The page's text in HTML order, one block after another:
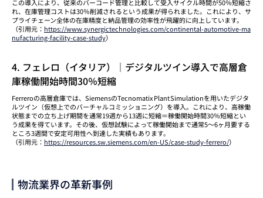
この導入により、従来のバーコード管理と比較して受入サイクル時間が50％短縮さ
れ、在庫管理コストは30％削減されるという成果が得られました。これにより、サ
プライチェーン全体の在庫精度と納品管理の効率性が飛躍的に向上しています。
（引用元： https://www.synergictechnologies.com/continental-automotive-ma
nufacturing-facility-case-study）
4. フェレロ（イタリア）｜デジタルツイン導入で高層倉
庫稼働開始時間30％短縮
Ferreroの高層倉庫では、SiemensのTecnomatix Plant Simulationを用いたデジタ
ルツイン（仮想上でのバーチャルコミッショニング）を導入。これにより、高稼働
状態までの立ち上げ期間を通常19週から13週に短縮＝稼働開始時間30％短縮とい
う成果を得ています。その後、仮想試験によって稼働開始まで通常5～6ヶ月要する
ところ3週間で安定可用性へ到達した実績もあります。
（引用元： https://resources.sw.siemens.com/en-US/case-study-ferrero/）
物流業界の革新事例